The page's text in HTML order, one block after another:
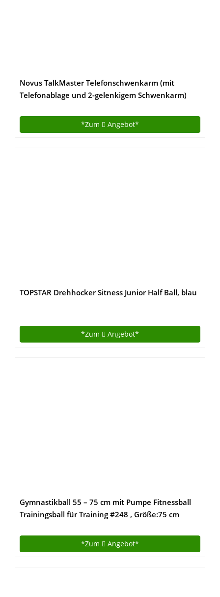
Novus TalkMaster Telefonschwenkarm (mit
Telefonablage und 2-gelenkigem Schwenkarm)
*Zum Angebot*
TOPSTAR Drehhocker Sitness Junior Half Ball, blau
*Zum Angebot*
Gymnastikball 55 – 75 cm mit Pumpe Fitnessball
Trainingsball für Training #248 , Größe:75 cm
*Zum Angebot*